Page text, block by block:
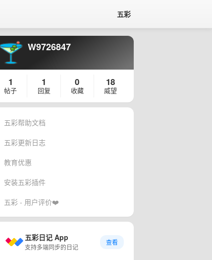
五彩
W9726847
1
帖子
1
回复
0
收藏
18
威望
五彩帮助文档
五彩更新日志
教育优惠
安装五彩插件
五彩 - 用户评价❤️
五彩日记 App
支持多端同步的日记
查看